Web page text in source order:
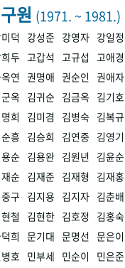
원 (1971. ~ 1981.)
덕 강성준 강영자 강일정
두 고갑석 고규섭 고애경
연 권명애 권순인 권애자
옥 김귀순 김금옥 김기호
희 김미겸 김병숙 김복규
흥 김승희 김연중 김영기
순 김용완 김원년 김윤순
순 김재준 김재형 김재홍
구 김지용 김지자 김춘배
철 김현한 김호정 김홍숙
희 문기대 문명선 문은이
호 민부세 민순이 민은준